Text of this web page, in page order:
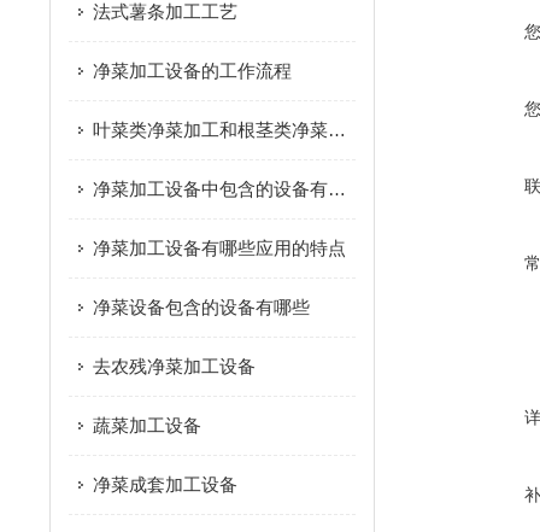
法式薯条加工工艺
净菜加工设备的工作流程
叶菜类净菜加工和根茎类净菜加工这个两种模式的区别是什么？
净菜加工设备中包含的设备有哪些
净菜加工设备有哪些应用的特点
净菜设备包含的设备有哪些
去农残净菜加工设备
蔬菜加工设备
净菜成套加工设备